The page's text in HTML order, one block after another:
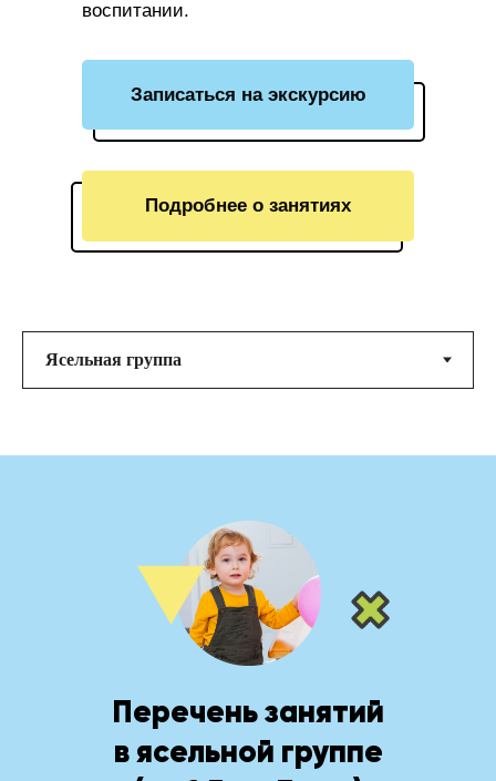
Раннее бронирование
Занятия по группам
воспитании.
Подробнее о занятиях
Записаться на экскурсию
Перечень занятий
в ясельной группе